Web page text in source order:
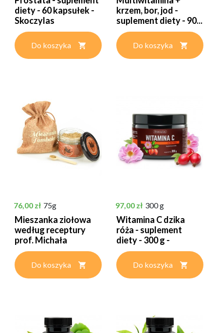
diety - 60 kapsułek -
Skoczylas
Do koszyka
krzem, bor, jod -
suplement diety - 90...
Do koszyka
Cena
76,00 zł 75g
Mieszanka ziołowa
według receptury
prof. Michała
Tombaka...
Do koszyka
Cena
97,00 zł 300 g
Witamina C dzika
róża - suplement
diety - 300 g -
Skoczylas
Do koszyka